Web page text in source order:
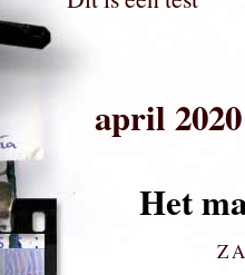
april 2020
Het